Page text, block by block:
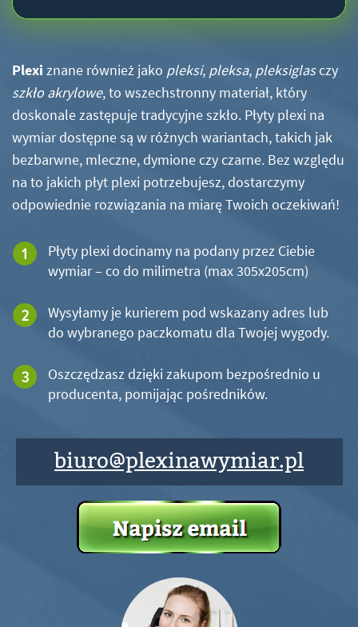
Plexi znane również jako pleksi, pleksa, pleksiglasczy
szkło akrylowe, to wszechstronny materiał, który
doskonale zastępuje tradycyjne szkło. Płyty plexi na
wymiar dostępne są w różnych wariantach, takich jak
bezbarwne, mleczne, dymione czy czarne. Bez względu
na to jakich płyt plexi potrzebujesz, dostarczymy
odpowiednie rozwiązania na miarę Twoich oczekiwań!
Płyty plexi docinamy na podany przez Ciebie
wymiar – co do milimetra (max 305x205cm)
Wysyłamy je kurierem pod wskazany adres lub
do wybranego paczkomatu dla Twojej wygody.
Oszczędzasz dzięki zakupom bezpośrednio u
producenta, pomijając pośredników.
biuro@plexinawymiar.pl